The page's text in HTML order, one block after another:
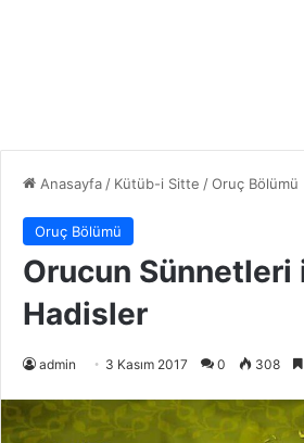
Anasayfa/ Kütüb-i Sitte /Oruç Bölümü
Oruç Bölümü
Orucun
Hadisler
admin 3 Kasım 2017 0 308